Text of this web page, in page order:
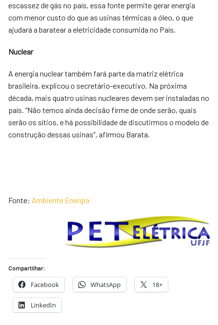
escassez de gás no país, essa fonte permite gerar energia
com menor custo do que as usinas térmicas a óleo, o que
ajudará a baratear a eletricidade consumida no País.
Nuclear
A energia nuclear também fará parte da matriz elétrica
brasileira, explicou o secretário-executivo. Na próxima
década, mais quatro usinas nucleares devem ser instaladas no
país. “Não temos ainda decisão firme de onde serão, quais
serão os sítios, e há possibilidade de discutirmos o modelo de
construção dessas usinas”, afirmou Barata.
Fonte: Ambiente Energia
Compartilhar:
Facebook WhatsApp 18+
LinkedIn